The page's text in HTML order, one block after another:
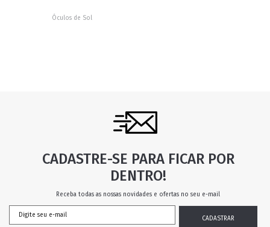
Óculos de Sol
CADASTRE-SE PARA FICAR POR
DENTRO!
Receba todas as nossas novidades e ofertas no seu e-mail